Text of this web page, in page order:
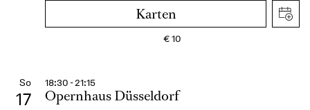
Karten
€10
So
17
18:30 - 21:15
Opernhaus Düsseldorf